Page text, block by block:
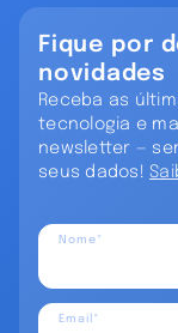
Fique por
novidades
Receba as
tecnologia e
newsletter —
seus dados!
Nome*
Email*